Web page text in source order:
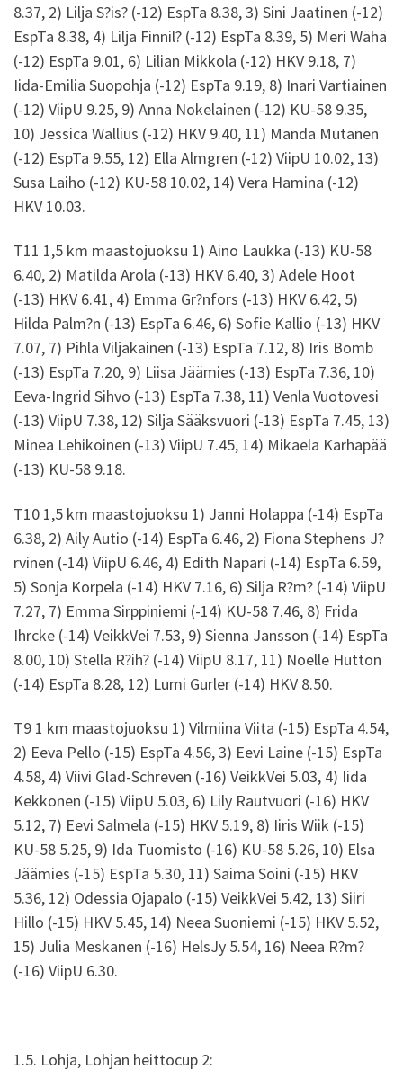
8.37, 2) Lilja S?is? (-12) EspTa 8.38, 3) Sini Jaatinen (-12)
EspTa 8.38, 4) Lilja Finnil? (-12) EspTa 8.39, 5) Meri Wähä
(-12) EspTa 9.01, 6) Lilian Mikkola (-12) HKV 9.18, 7)
Iida-Emilia Suopohja (-12) EspTa 9.19, 8) Inari Vartiainen
(-12) ViipU 9.25, 9) Anna Nokelainen (-12) KU-58 9.35,
10) Jessica Wallius (-12) HKV 9.40, 11) Manda Mutanen
(-12) EspTa 9.55, 12) Ella Almgren (-12) ViipU 10.02, 13)
Susa Laiho (-12) KU-58 10.02, 14) Vera Hamina (-12)
HKV 10.03.
T11 1,5 km maastojuoksu 1) Aino Laukka (-13) KU-58
6.40, 2) Matilda Arola (-13) HKV 6.40, 3) Adele Hoot
(-13) HKV 6.41, 4) Emma Gr?nfors (-13) HKV 6.42, 5)
Hilda Palm?n (-13) EspTa 6.46, 6) Sofie Kallio (-13) HKV
7.07, 7) Pihla Viljakainen (-13) EspTa 7.12, 8) Iris Bomb
(-13) EspTa 7.20, 9) Liisa Jäämies (-13) EspTa 7.36, 10)
Eeva-Ingrid Sihvo (-13) EspTa 7.38, 11) Venla Vuotovesi
(-13) ViipU 7.38, 12) Silja Sääksvuori (-13) EspTa 7.45, 13)
Minea Lehikoinen (-13) ViipU 7.45, 14) Mikaela Karhapää
(-13) KU-58 9.18.
T10 1,5 km maastojuoksu 1) Janni Holappa (-14) EspTa
6.38, 2) Aily Autio (-14) EspTa 6.46, 2) Fiona Stephens J?
rvinen (-14) ViipU 6.46, 4) Edith Napari (-14) EspTa 6.59,
5) Sonja Korpela (-14) HKV 7.16, 6) Silja R?m? (-14) ViipU
7.27, 7) Emma Sirppiniemi (-14) KU-58 7.46, 8) Frida
Ihrcke (-14) VeikkVei 7.53, 9) Sienna Jansson (-14) EspTa
8.00, 10) Stella R?ih? (-14) ViipU 8.17, 11) Noelle Hutton
(-14) EspTa 8.28, 12) Lumi Gurler (-14) HKV 8.50.
T9 1 km maastojuoksu 1) Vilmiina Viita (-15) EspTa 4.54,
2) Eeva Pello (-15) EspTa 4.56, 3) Eevi Laine (-15) EspTa
4.58, 4) Viivi Glad-Schreven (-16) VeikkVei 5.03, 4) Iida
Kekkonen (-15) ViipU 5.03, 6) Lily Rautvuori (-16) HKV
5.12, 7) Eevi Salmela (-15) HKV 5.19, 8) Iiris Wiik (-15)
KU-58 5.25, 9) Ida Tuomisto (-16) KU-58 5.26, 10) Elsa
Jäämies (-15) EspTa 5.30, 11) Saima Soini (-15) HKV
5.36, 12) Odessia Ojapalo (-15) VeikkVei 5.42, 13) Siiri
Hillo (-15) HKV 5.45, 14) Neea Suoniemi (-15) HKV 5.52,
15) Julia Meskanen (-16) HelsJy 5.54, 16) Neea R?m?
(-16) ViipU 6.30.
1.5. Lohja, Lohjan heittocup 2: